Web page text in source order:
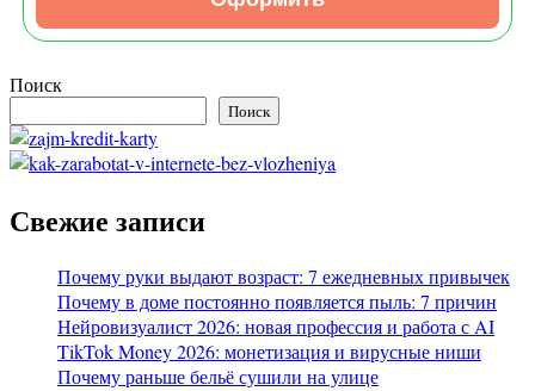
Поиск
Поиск
Свежие записи
Почему руки выдают возраст: 7 ежедневных привычек
Почему в доме постоянно появляется пыль: 7 причин
Нейровизуалист 2026: новая профессия и работа с AI
TikTok Money 2026: монетизация и вирусные ниши
Почему раньше бельё сушили на улице